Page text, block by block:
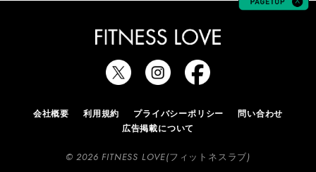
会社概要 利用規約 プライバシーポリシー
問い合わせ
広告掲載について
© 2026 FITNESS LOVE(フィットネスラブ)